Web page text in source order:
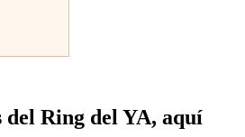
del Ring del YA, aquí